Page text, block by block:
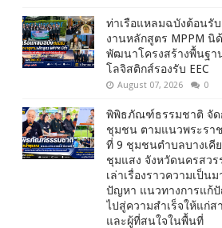
ท่าเรือแหลมฉบังต้อนรั
งานหลักสูตร MPPM นิ
พัฒนาโครงสร้างพื้นฐา
โลจิสติกส์รองรับ EEC
August 07, 2026 0
พิพิธภัณฑ์ธรรมชาติ จัด
ชุมชน ตามแนวพระรา
ที่ 9 ชุมชนตำบลบางเคี
ชุมแสง จังหวัดนครสวร
เล่าเรื่องราวความเป็น
ปัญหา แนวทางการแก้
ไปสู่ความสำเร็จให้แก่
และผู้ที่สนใจในพื้นที่